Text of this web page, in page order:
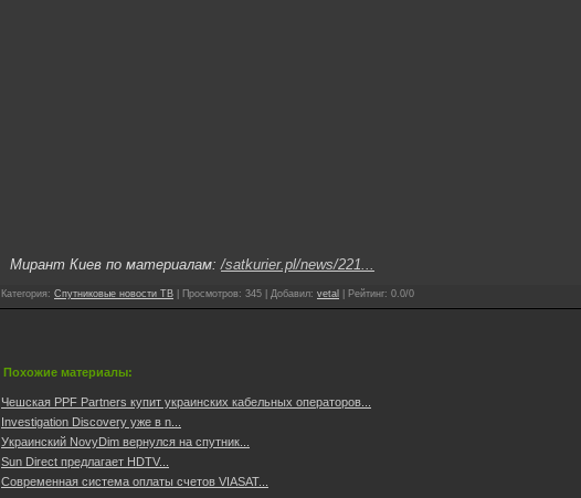
Мирант Киев по материалам: /satkurier.pl/news/221...
Категория: Спутниковые новости ТВ Просмотров: 345 Добавил: vetal Рейтинг: 0.0/0
Похожие материалы:
Чешская PPF Partners купит украинских кабельных операторов...
Investigation Discovery уже в n...
Украинский NovyDim вернулся на спутник...
Sun Direct предлагает HDTV...
Современная система оплаты счетов VIASAT...